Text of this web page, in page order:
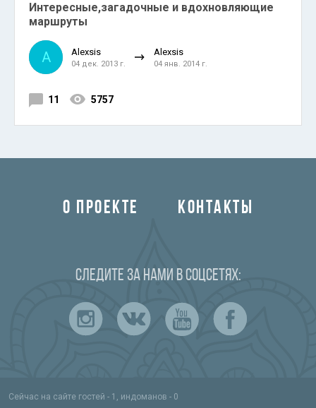
Интересные,загадочные и вдохновляющие
маршруты
A Alexsis
04 дек. 2013 г.
Alexsis
04 янв. 2014 г.
11 5757
О ПРОЕКТЕ КОНТАКТЫ
Следите за нами в соцсетях:
Сейчас на сайте гостей - 1, индоманов - 0